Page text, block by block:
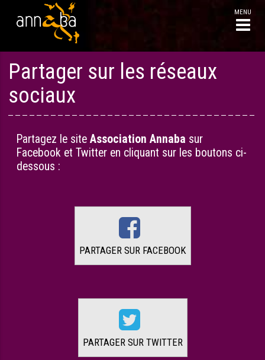
contenu
Partager sur les réseaux
sociaux
Partagez le site Association Annaba sur
Facebook et Twitter en cliquant sur les boutons ci-
dessous :
PARTAGER SUR FACEBOOK
PARTAGER SUR TWITTER